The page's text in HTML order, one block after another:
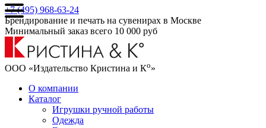
+7 (495) 968-63-24
Брендирование и печать на сувенирах в Москве
Минимальный заказ всего 10 000 руб
ООО «Издательство Кристина и Ко»
О компании
Каталог
Игрушки ручной работы
Одежда